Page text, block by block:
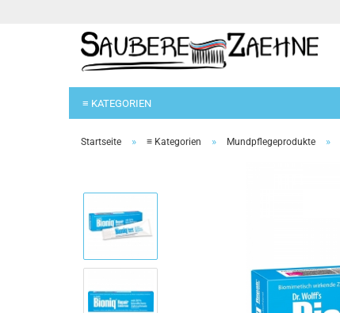
≡ KATEGORIEN
Startseite » ≡ Kategorien » Mundpflegeprodukte »